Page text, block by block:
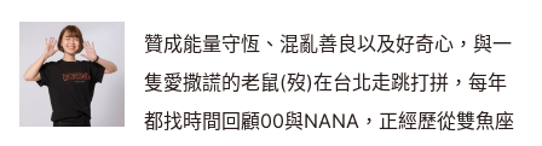
贊成能量守恆、混亂善良以及好奇心，與一
隻愛撒謊的老鼠(歿)在台北走跳打拼，每年
都找時間回顧00與NANA，正經歷從雙魚座